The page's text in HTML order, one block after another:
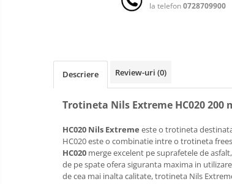
Lenjerie patuturi tineret
Perne copii si mamici
Protectii saltea
la telefon0728709900
Descriere Review-uri (0)
Trotineta Nils Extreme HC020 200
HC020 Nils Extreme este o trotineta
HC020 este o combinatie intre o trotineta
HC020 merge excelent pe suprafetele de
de pe spate ofera siguranta maxima in
de cea mai inalta calitate, trotineta Nils